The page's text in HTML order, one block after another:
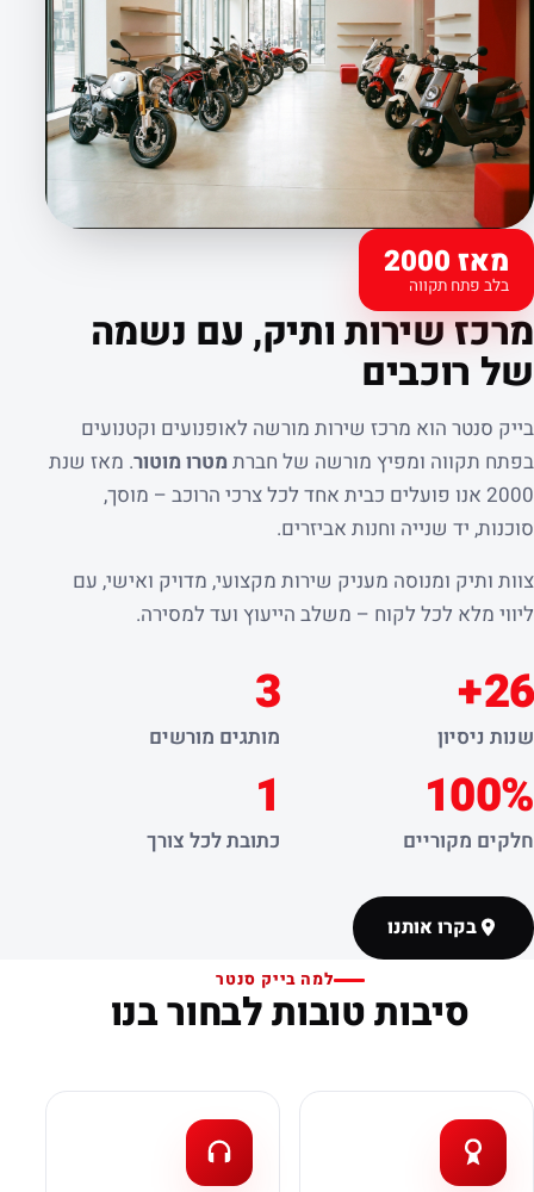
מאז 2000
בלב פתח תקווה
קצת עלינו
מרכז שירות ותיק, עם נשמה
של רוכבים
בייק סנטר הוא מרכז שירות מורשה לאופנועים וקטנועים
בפתח תקווה ומפיץ מורשה של חברת מטרו מוטור. מאז שנת
2000 אנו פועלים כבית אחד לכל צרכי הרוכב – מוסך,
סוכנות, יד שנייה וחנות אביזרים.
צוות ותיק ומנוסה מעניק שירות מקצועי, מדויק ואישי, עם
ליווי מלא לכל לקוח – משלב הייעוץ ועד למסירה.
26+
שנות ניסיון
3
מותגים מורשים
100%
חלקים מקוריים
1
כתובת לכל צורך
בקרו אותנו
למה בייק סנטר
סיבות טובות לבחור בנו